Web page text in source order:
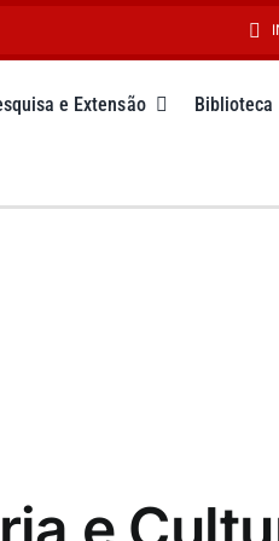
e Extensão Biblioteca